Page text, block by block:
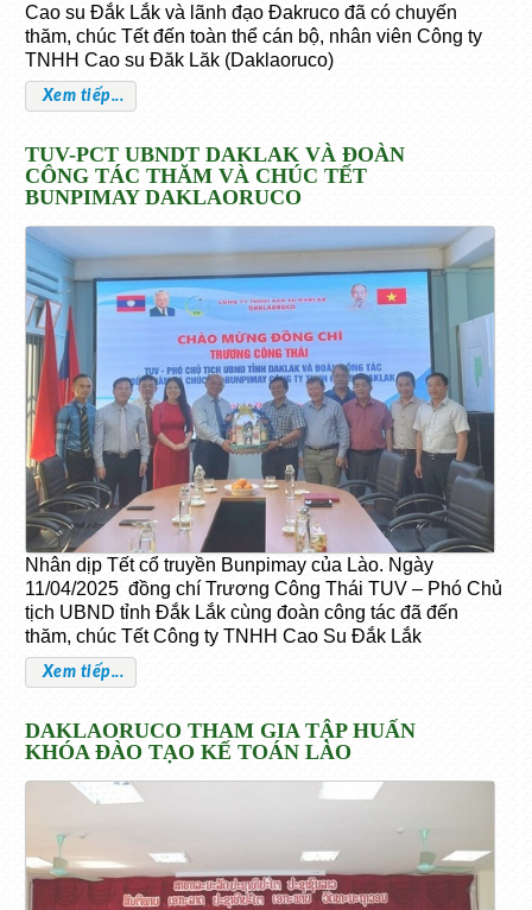
Cao su Đắk Lắk và lãnh đạo Đakruco đã có chuyến
thăm, chúc Tết đến toàn thể cán bộ, nhân viên Công ty
TNHH Cao su Đăk Lăk (Daklaoruco)
Xem tiếp...
TUV-PCT UBNDT DAKLAK VÀ ĐOÀN
CÔNG TÁC THĂM VÀ CHÚC TẾT
BUNPIMAY DAKLAORUCO
Nhân dịp Tết cổ truyền Bunpimay của Lào. Ngày
11/04/2025 đồng chí Trương Công Thái TUV – Phó Chủ
tịch UBND tỉnh Đắk Lắk cùng đoàn công tác đã đến
thăm, chúc Tết Công ty TNHH Cao Su Đắk Lắk
Xem tiếp...
DAKLAORUCO THAM GIA TẬP HUẤN
KHÓA ĐÀO TẠO KẾ TOÁN LÀO